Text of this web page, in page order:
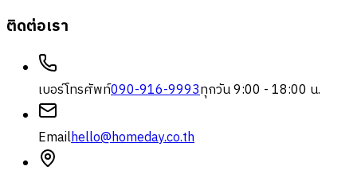
ติดต่อเรา
เบอร์โทรศัพท์090-916-9993ทุกวัน 9:00 - 18:00 น.
Emailhello@homeday.co.th